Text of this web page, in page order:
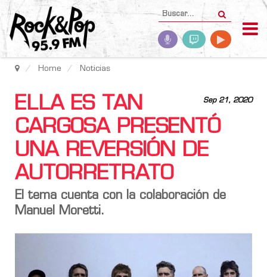
Home Noticias
Sep 21, 2020
ELLA ES TAN
CARGOSA PRESENTÓ
UNA REVERSIÓN DE
AUTORRETRATO
El tema cuenta con la colaboración de
Manuel Moretti.